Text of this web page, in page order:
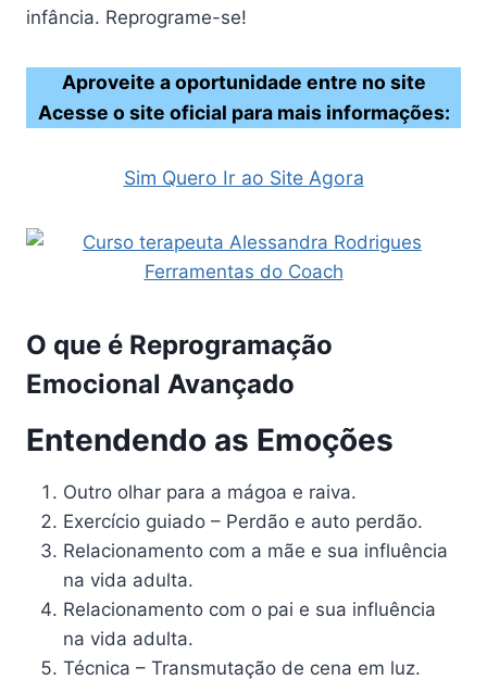
infância. Reprograme-se!
Aproveite a oportunidade entre no site
Acesse o site oficial para mais informações:
Sim Quero Ir ao Site Agora
O que é Reprogramação
Emocional Avançado
Entendendo as Emoções
Outro olhar para a mágoa e raiva.
Exercício guiado – Perdão e auto perdão.
Relacionamento com a mãe e sua influência
na vida adulta.
Relacionamento com o pai e sua influência
na vida adulta.
Técnica – Transmutação de cena em luz.